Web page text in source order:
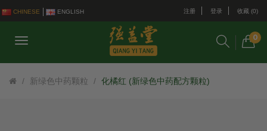
CHINESE ENGLISH 注册 登录 收藏 (0)
0
新绿色中药颗粒 化橘红 (新绿色中药配方颗粒)